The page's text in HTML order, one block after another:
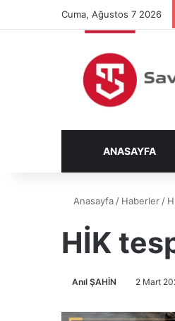
Cuma, Ağustos 7 2026
ANASAYFA
Anasayfa/ Haberler/
HİK
Anıl ŞAHİN 2 Mart